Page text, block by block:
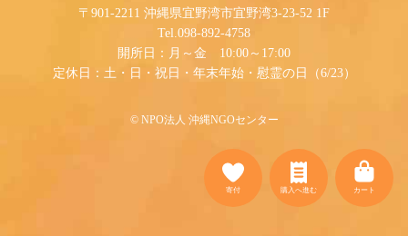
〒901-2211 沖縄県宜野湾市宜野湾3-23-52 1F
Tel.098-892-4758
開所日：月～金 10:00～17:00
定休日：土・日・祝日・年末年始・慰霊の日（6/23）
©︎ NPO法人 沖縄NGOセンター
カート
購入へ進む
寄付